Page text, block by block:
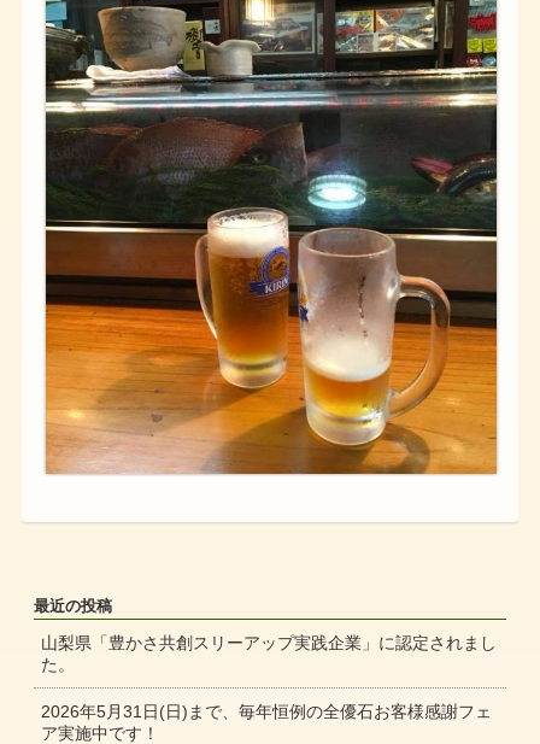
最近の投稿
山梨県「豊かさ共創スリーアップ実践企業」に認定されまし
た。
2026年5月31日(日)まで、毎年恒例の全優石お客様感謝フェ
ア実施中です！